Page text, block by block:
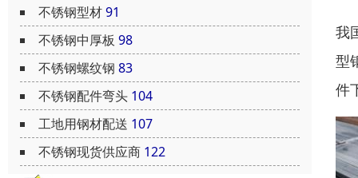
不锈钢型材91
不锈钢中厚板 98
不锈钢螺纹钢 83
不锈钢配件弯头 104
工地用钢材配送 107
不锈钢现货供应商 122
我
型
件